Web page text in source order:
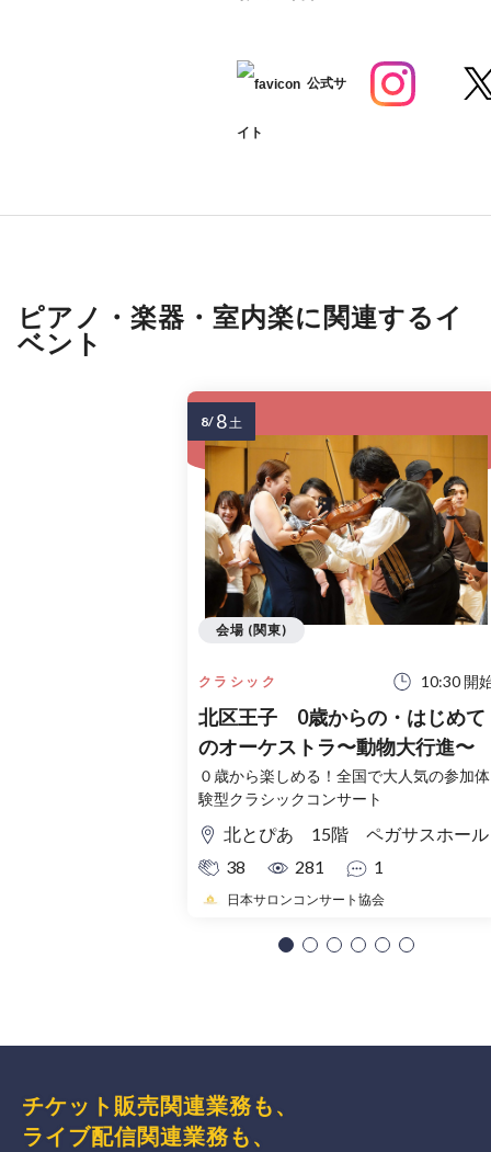
公式サ
イト
ピアノ・楽器・室内楽に関連するイ
ベント
クラシック 10:30 開
北区王子 0歳からの・はじめて
のオーケストラ〜動物大行進〜
０歳から楽しめる！全国で大人気の参加体
験型クラシックコンサート
北とぴあ 15階 ペガサスホール
38
281 1
日本サロンコンサート協会
会場 (関東)
8/ 8土
チケット販売関連業務も、
ライブ配信関連業務も、